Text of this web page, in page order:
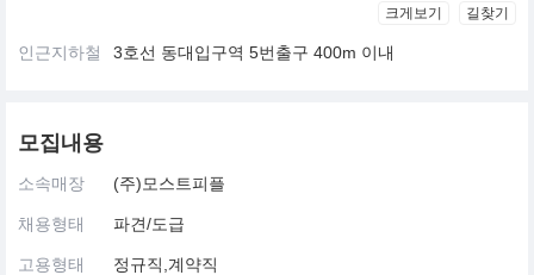
크게보기 길찾기
인근지하철 3호선 동대입구역 5번출구 400m 이내
모집내용
소속매장 (주)모스트피플
채용형태 파견/도급
고용형태 정규직,계약직